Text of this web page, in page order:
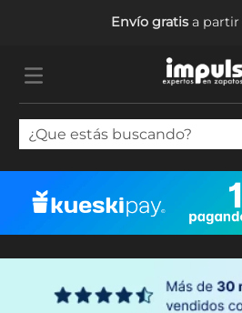
Envío gratisa partir
¿Que estás buscando?
1.
tenis mujer
botas mujer